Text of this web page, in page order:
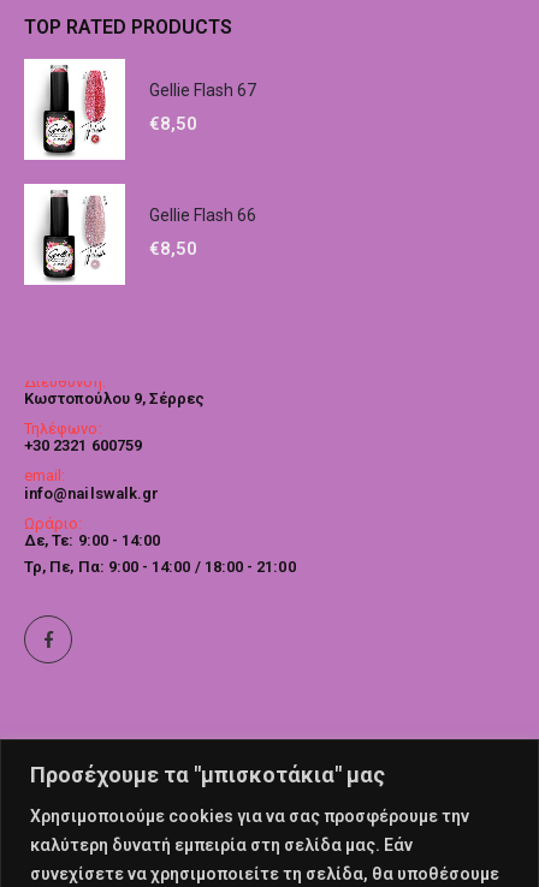
Προσέχουμε τα "μπισκοτάκια" μας
Χρησιμοποιούμε cookies για να σας προσφέρουμε την
καλύτερη δυνατή εμπειρία στη σελίδα μας. Εάν
συνεχίσετε να χρησιμοποιείτε τη σελίδα, θα υποθέσουμε
TOP RATED PRODUCTS
Gellie Flash 67
€8,50
Gellie Flash 66
€8,50
Διεύθυνση:
Κωστοπούλου 9, Σέρρες
Τηλέφωνο:
+30 2321 600759
email:
info@nailswalk.gr
Ωράριο:
Δε, Τε: 9:00 - 14:00
Τρ, Πε, Πα: 9:00 - 14:00 / 18:00 - 21:00